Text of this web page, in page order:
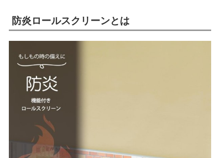
防炎ロールスクリーンとは